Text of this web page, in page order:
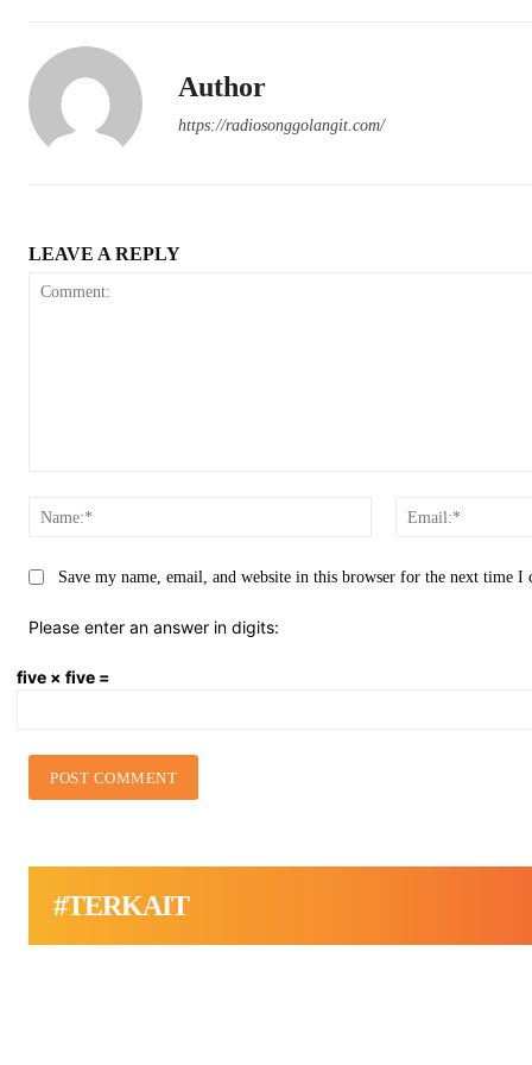
Author
https://radiosonggolangit.com/
LEAVE A REPLY
Name:*
Save my name, email, and website in this browser for the next time I
Please enter an answer in digits:
five × five =
#TERKAIT